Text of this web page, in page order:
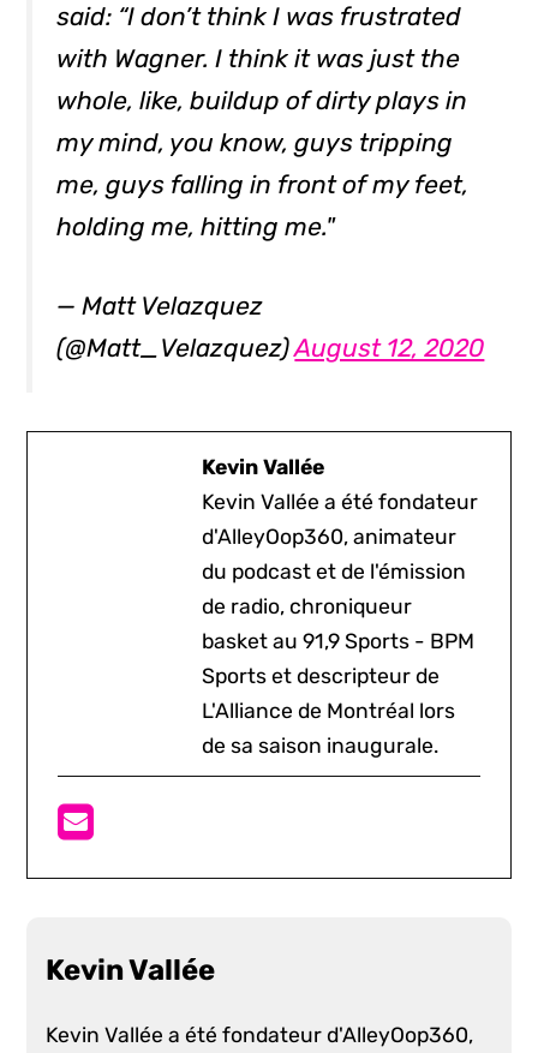
said: “I don’t think I was frustrated
with Wagner. I think it was just the
whole, like, buildup of dirty plays in
my mind, you know, guys tripping
me, guys falling in front of my feet,
holding me, hitting me."
— Matt Velazquez
(@Matt_Velazquez)August 12, 2020
Kevin Vallée
Kevin Vallée a été fondateur
d'AlleyOop360, animateur
du podcast et de l'émission
de radio, chroniqueur
basket au 91,9 Sports - BPM
Sports et descripteur de
L'Alliance de Montréal lors
de sa saison inaugurale.
Kevin Vallée
Kevin Vallée a été fondateur d'AlleyOop360,